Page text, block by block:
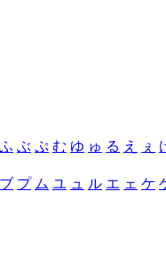
ふ ぶ ぷ む ゆ ゅ る え ぇ
ブ プ ム ユ ュ ル エ ェ ケ